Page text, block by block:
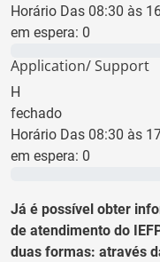
Horário Das 08:30 às
em espera: 0
Application/ Support
H
fechado
Horário Das 08:30 às
em espera: 0
Já é possível obter
de atendimento do
duas formas: através